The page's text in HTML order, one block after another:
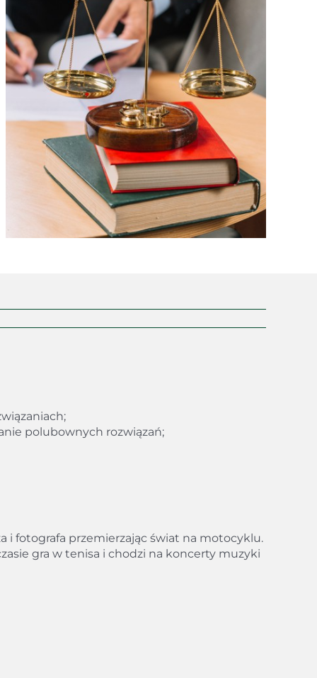
polubownych rozwiązań;
i fotografa przemierzając świat na motocyklu.
gra w tenisa i chodzi na koncerty muzyki